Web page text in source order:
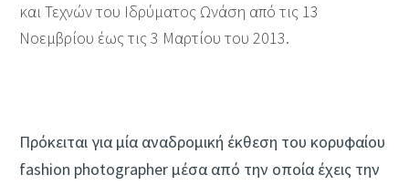
και Τεχνών του Ιδρύματος Ωνάση από τις 13
Νοεμβρίου έως τις 3 Μαρτίου του 2013.
Πρόκειται για μία αναδρομική έκθεση του κορυφαίου
fashion photographer μέσα από την οποία έχεις την